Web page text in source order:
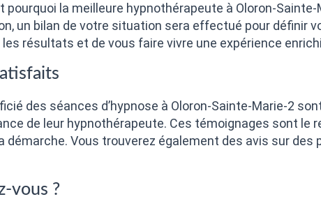
pourquoi la meilleure hypnothérapeute à Oloron-
un bilan de votre situation sera effectué pour définir
résultats et de vous faire vivre une expérience
des séances d’hypnose à Oloron-Sainte-Marie-2
de leur hypnothérapeute. Ces témoignages sont le
démarche. Vous trouverez également des avis sur
vous ?